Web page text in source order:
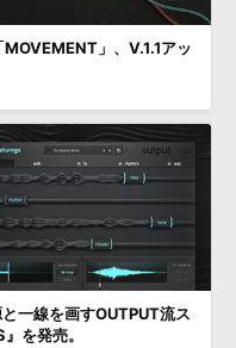
」、V.1.1アッ
一線を画すOUTPUT流ス
を発売。